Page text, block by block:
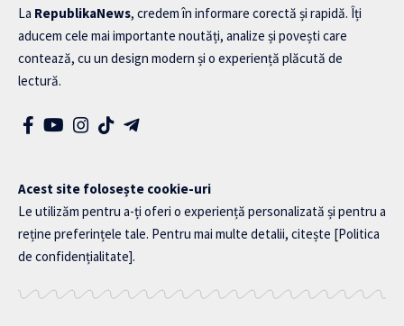
La RepublikaNews, credem în informare corectă și rapidă. Îți
aducem cele mai importante noutăți, analize și povești care
contează, cu un design modern și o experiență plăcută de
lectură.
Acest site folosește cookie-uri
Le utilizăm pentru a-ți oferi o experiență personalizată și pentru a
reține preferințele tale. Pentru mai multe detalii, citește [Politica
de confidențialitate].